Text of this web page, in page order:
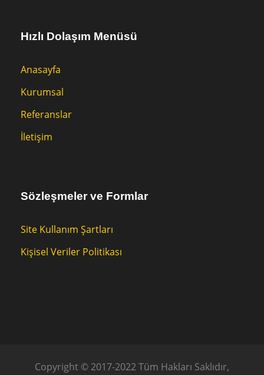
Hızlı Dolaşım Menüsü
Anasayfa
Kurumsal
Referanslar
İletişim
Sözleşmeler ve Formlar
Site Kullanım Şartları
Kişisel Veriler Politikası
Copyright © 2017-2022 Tüm Hakları Saklıdır,